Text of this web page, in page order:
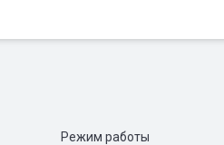
Режим работы